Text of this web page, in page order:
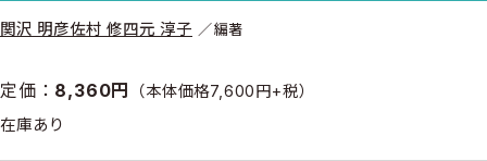
関沢 明彦佐村 修四元 淳子 編著
定価： 8,360円 （本体価格7,600円+税）
在庫あり